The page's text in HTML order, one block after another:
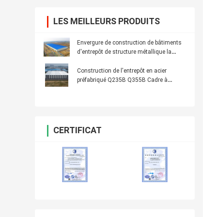
LES MEILLEURS PRODUITS
Envergure de construction de bâtiments
d'entrepôt de structure métallique la
Construction de l'entrepôt en acier
préfabriqué Q235B Q355B Cadre à
CERTIFICAT